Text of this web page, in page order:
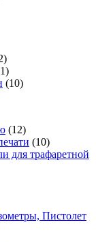
(10)
(12)
(10)
для трафаретной
Пистолет